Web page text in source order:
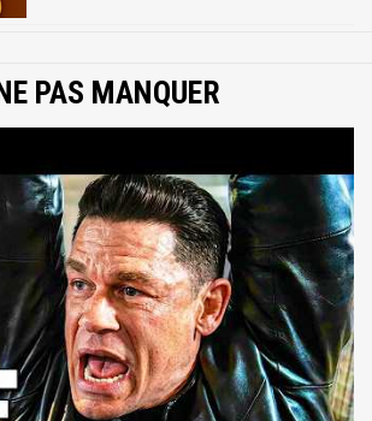
PAS MANQUER